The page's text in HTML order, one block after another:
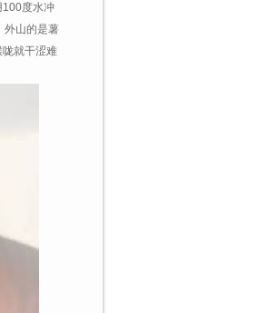
度水冲
外山的是薯
就干涩难